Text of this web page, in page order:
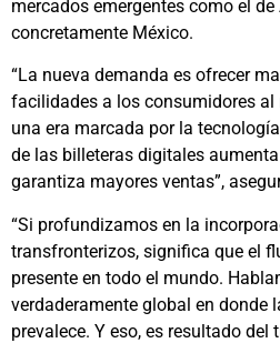
mercados emergentes como el
concretamente México.
“La nueva demanda es ofrecer
facilidades a los consumidores al
una era marcada por la
de las billeteras digitales
garantiza mayores ventas”,
“Si profundizamos en la
transfronterizos, significa que el
presente en todo el mundo.
verdaderamente global en donde
prevalece. Y eso, es resultado del